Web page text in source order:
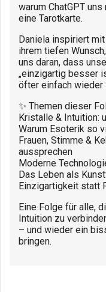
warum ChatGPT
eine Tarotkarte.
Daniela inspiriert
ihrem tiefen
uns daran, dass
„einzigartig besser
öfter einfach wieder
✨ Themen dieser
Kristalle & Intuition:
Warum Esoterik so
Frauen, Stimme &
aussprechen
Moderne
Das Leben als
Einzigartigkeit statt
Eine Folge für alle,
Intuition zu
– und wieder ein
bringen.